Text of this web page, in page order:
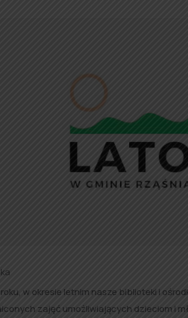
w okresie letnim nasze biblioteki i
zajęć umożliwiających dzieciom i